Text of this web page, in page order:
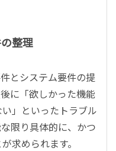
整理
とシステム要件の提
に「欲しかった機能
」といったトラブル
限り具体的に、かつ
求められます。